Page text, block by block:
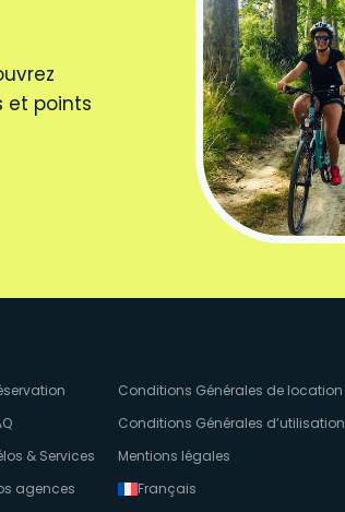
et points
& Services
agences
Conditions Générales de location
Conditions Générales d’utilisation
Mentions légales
Français